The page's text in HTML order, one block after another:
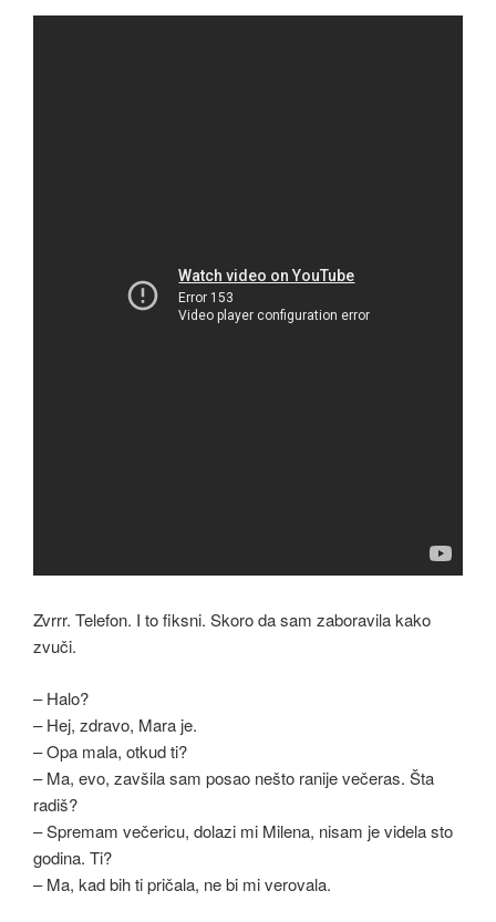
Zvrrr. Telefon. I to fiksni. Skoro da sam zaboravila kako
zvuči.
– Halo?
– Hej, zdravo, Mara je.
– Opa mala, otkud ti?
– Ma, evo, zavšila sam posao nešto ranije večeras. Šta
radiš?
– Spremam večericu, dolazi mi Milena, nisam je videla sto
godina. Ti?
– Ma, kad bih ti pričala, ne bi mi verovala.